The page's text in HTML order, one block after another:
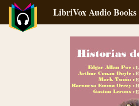
LibriVox Audio Books